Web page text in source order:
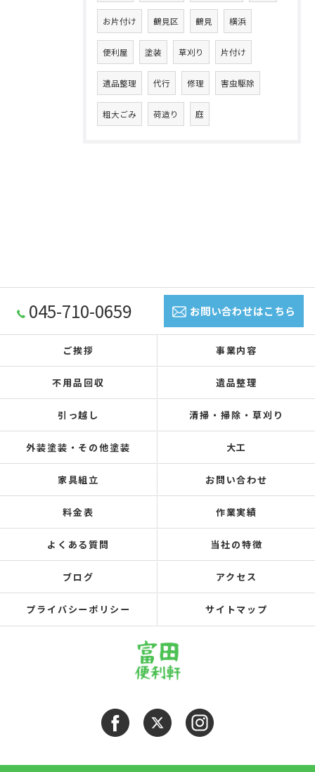
お片付け 鶴見区 鶴見 横浜
便利屋 塗装 草刈り 片付け
遺品整理 代行 修理 害虫駆除
粗大ごみ 荷造り 庭
045-710-0659 お問い合わせはこちら
ご挨拶 事業内容
不用品回収 遺品整理
引っ越し 清掃・掃除・草刈り
外装塗装・その他塗装 大工
家具組立 お問い合わせ
料金表 作業実績
よくある質問 当社の特徴
ブログ アクセス
プライバシーポリシー サイトマップ